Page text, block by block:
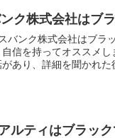
ク株式会社はブ
バンク株式会社はブラ
信を持ってオススメ
あり、詳細を聞かれた
ルティはブラッ